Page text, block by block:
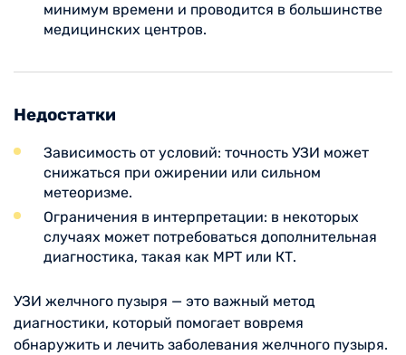
минимум времени и проводится в большинстве
медицинских центров.
Недостатки
Зависимость от условий: точность УЗИ может
снижаться при ожирении или сильном
метеоризме.
Ограничения в интерпретации: в некоторых
случаях может потребоваться дополнительная
диагностика, такая как МРТ или КТ.
УЗИ желчного пузыря — это важный метод
диагностики, который помогает вовремя
обнаружить и лечить заболевания желчного пузыря.